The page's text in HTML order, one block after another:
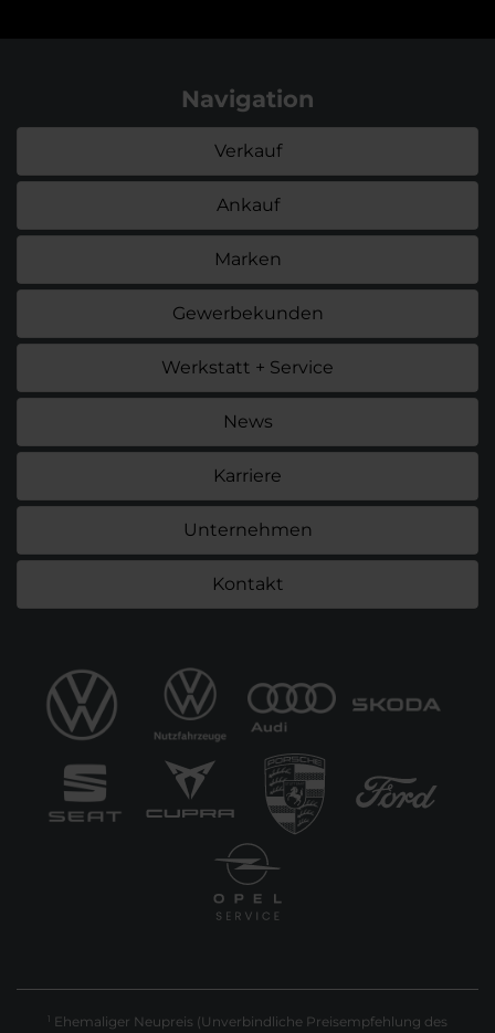
Navigation
Verkauf
Ankauf
Marken
Gewerbekunden
Werkstatt + Service
News
Karriere
Unternehmen
Kontakt
1 Ehemaliger Neupreis (Unverbindliche Preisempfehlung des